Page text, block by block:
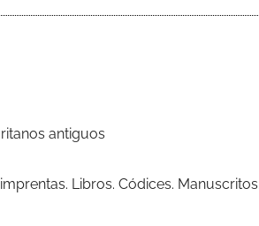
antiguos
Libros. Códices.